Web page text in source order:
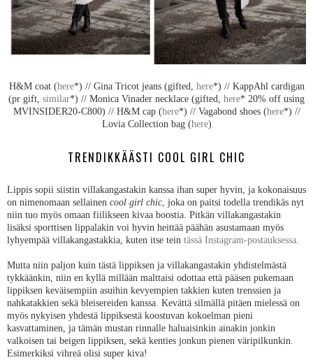
H&M coat (here*) // Gina Tricot jeans (gifted, here*) // KappAhl cardigan
(pr gift, similar*) // Monica Vinader necklace (gifted, here* 20% off using
MVINSIDER20-C800) // H&M cap (here*) // Vagabond shoes (here*) //
Lovia Collection bag (here)
TRENDIKKÄÄSTI COOL GIRL CHIC
Lippis sopii siistin villakangastakin kanssa ihan super hyvin, ja kokonaisuus
on nimenomaan sellainen cool girl chic, joka on paitsi todella trendikäs nyt
niin tuo myös omaan fiilikseen kivaa boostia. Pitkän villakangastakin
lisäksi sporttisen lippalakin voi hyvin heittää päähän asustamaan myös
lyhyempää villakangastakkia, kuten itse tein tässä Instagram-postauksessa.
Mutta niin paljon kuin tästä lippiksen ja villakangastakin yhdistelmästä
tykkäänkin, niin en kyllä millään malttaisi odottaa että pääsen pukemaan
lippiksen keväisempiin asuihin kevyempien takkien kuten trenssien ja
nahkatakkien sekä bleisereiden kanssa. Kevättä silmällä pitäen mielessä on
myös nykyisen yhdestä lippiksestä koostuvan kokoelman pieni
kasvattaminen, ja tämän mustan rinnalle haluaisinkin ainakin jonkin
valkoisen tai beigen lippiksen, sekä kenties jonkun pienen väripilkunkin.
Esimerkiksi vihreä olisi super kiva!